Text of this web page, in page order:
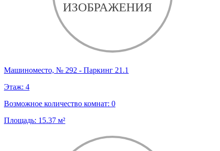
Машиноместо, № 292 - Паркинг 21.1
Этаж: 4
Возможное количество комнат: 0
Площадь: 15.37 м²